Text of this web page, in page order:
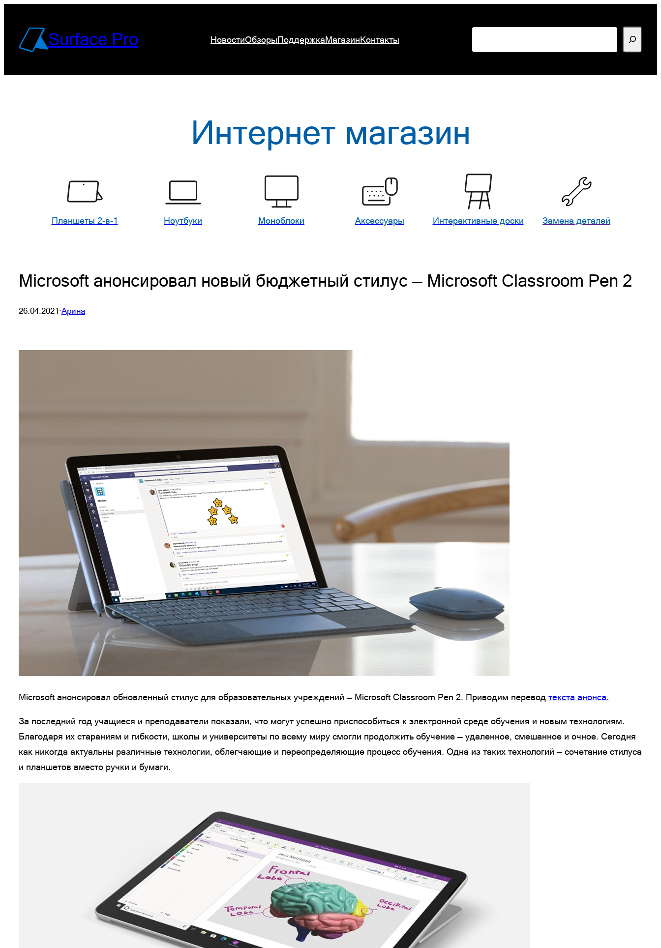
содержимомуSurface Pro НовостиОбзорыПоддержкаМагазинКонтакты
Интернет магазин
Планшеты 2-в-1 Ноутбуки Моноблоки Аксессуары Интерактивные доски Замена деталей
Microsoft анонсировал новый бюджетный стилус — Microsoft Classroom Pen 2
26.04.2021·Арина
Microsoft анонсировал обновленный стилус для образовательных учреждений — Microsoft Classroom Pen 2. Приводим перевод текста анонса.
За последний год учащиеся и преподаватели показали, что могут успешно приспособиться к электронной среде обучения и новым технологиям.
Благодаря их стараниям и гибкости, школы и университеты по всему миру смогли продолжить обучение — удаленное, смешанное и очное. Сегодня
как никогда актуальны различные технологии, облегчающие и переопределяющие процесс обучения. Одна из таких технологий — сочетание стилуса
и планшетов вместо ручки и бумаги.